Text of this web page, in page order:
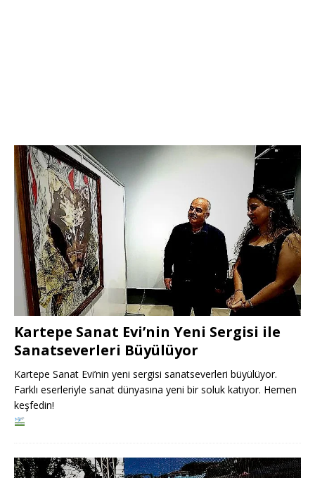
Kartepe Sanat Evi’nin Yeni Sergisi ile
Sanatseverleri Büyülüyor
Kartepe Sanat Evi’nin yeni sergisi sanatseverleri büyülüyor.
Farklı eserleriyle sanat dünyasına yeni bir soluk katıyor. Hemen
keşfedin!